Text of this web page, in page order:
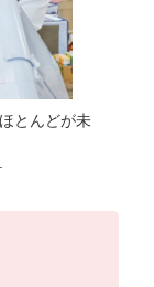
とんどが未
可 扶養外